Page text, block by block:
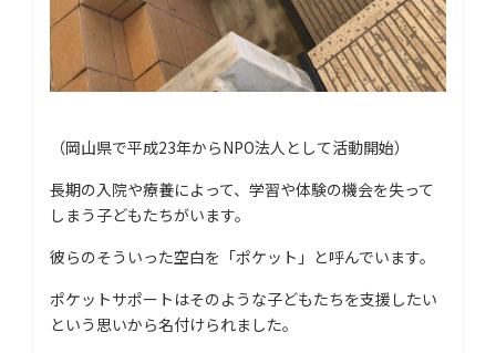
（岡山県で平成23年からNPO法人として活動開始）
長期の入院や療養によって、学習や体験の機会を失って
しまう子どもたちがいます。
彼らのそういった空白を「ポケット」と呼んでいます。
ポケットサポートはそのような子どもたちを支援したい
という思いから名付けられました。